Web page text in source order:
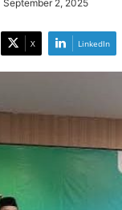
September 2, 2025
X LinkedIn